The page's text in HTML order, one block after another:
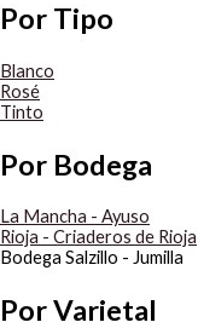
Por Tipo
Blanco
Rosé
Tinto
Por Bodega
La Mancha - Ayuso
Rioja - Criaderos de Rioja
Bodega Salzillo - Jumilla
Por Varietal